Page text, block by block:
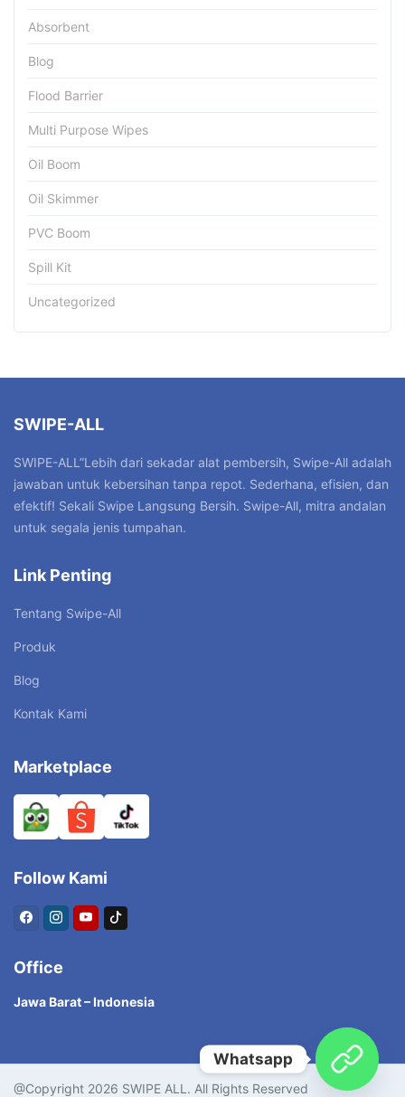
Absorbent
Blog
Flood Barrier
Multi Purpose Wipes
Oil Boom
Oil Skimmer
PVC Boom
Spill Kit
Uncategorized
SWIPE-ALL
SWIPE-ALL”Lebih dari sekadar alat pembersih, Swipe-All adalah
jawaban untuk kebersihan tanpa repot. Sederhana, efisien, dan
efektif! Sekali Swipe Langsung Bersih. Swipe-All, mitra andalan
untuk segala jenis tumpahan.
Link Penting
Tentang Swipe-All
Produk
Blog
Kontak Kami
Marketplace
Follow Kami
Office
Jawa Barat – Indonesia
@Copyright 2026 SWIPE ALL. All Rights Reserved
Whatsapp